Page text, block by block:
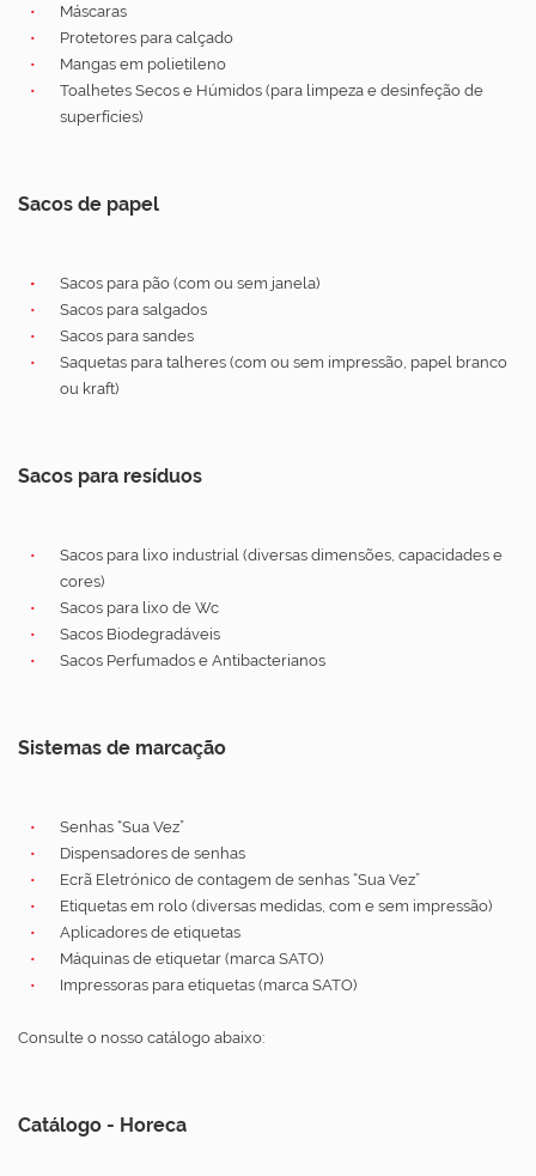
Máscaras
Protetores para calçado
Mangas em polietileno
Toalhetes Secos e Húmidos (para limpeza e desinfeção de
superfícies)
Sacos de papel
Sacos para pão (com ou sem janela)
Sacos para salgados
Sacos para sandes
Saquetas para talheres (com ou sem impressão, papel branco
ou kraft)
Sacos para resíduos
Sacos para lixo industrial (diversas dimensões, capacidades e
cores)
Sacos para lixo de Wc
Sacos Biodegradáveis
Sacos Perfumados e Antibacterianos
Sistemas de marcação
Senhas “Sua Vez”
Dispensadores de senhas
Ecrã Eletrónico de contagem de senhas “Sua Vez”
Etiquetas em rolo (diversas medidas, com e sem impressão)
Aplicadores de etiquetas
Máquinas de etiquetar (marca SATO)
Impressoras para etiquetas (marca SATO)
Consulte o nosso catálogo abaixo:
Catálogo - Horeca